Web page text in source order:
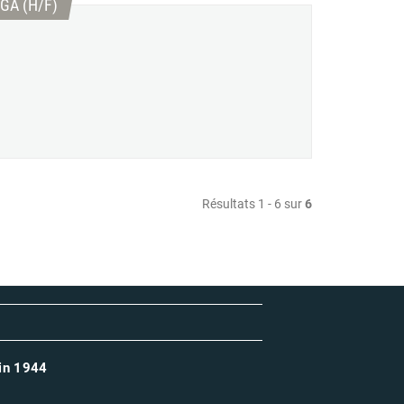
(H/F)(Nouvelle fenêtre)
Résultats 1 - 6 sur6
1944